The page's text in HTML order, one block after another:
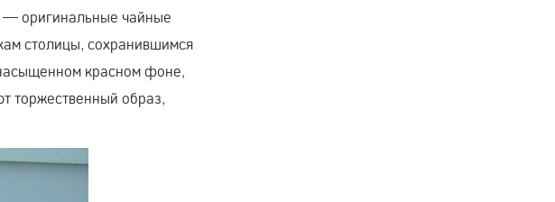
— оригинальные чайные
столицы, сохранившимся
красном фоне,
торжественный образ,